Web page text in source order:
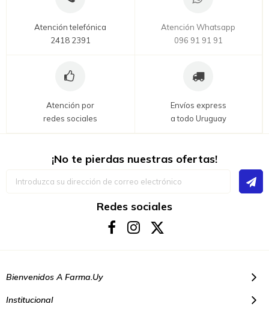
Atención telefónica
2418 2391
Atención Whatsapp
096 91 91 91
Atención por
redes sociales
Envíos express
a todo Uruguay
¡No te pierdas nuestras ofertas!
Redes sociales
Bienvenidos A Farma.uy
Institucional